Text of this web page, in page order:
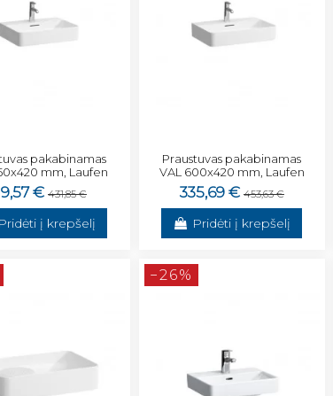
pakabinamas
mm, Laufen
€ 431,85 €
Pridėti į krepšelį
Praustuvas pakabinamas
VAL 600x420 mm, Laufen
335,69 € 453,63 €
Pridėti į krepšelį
−26%